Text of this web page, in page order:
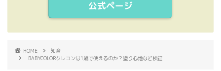
公式ページ
HOME
知育
BABYCOLORクレヨンは1歳で使えるのか？塗り心地など検証